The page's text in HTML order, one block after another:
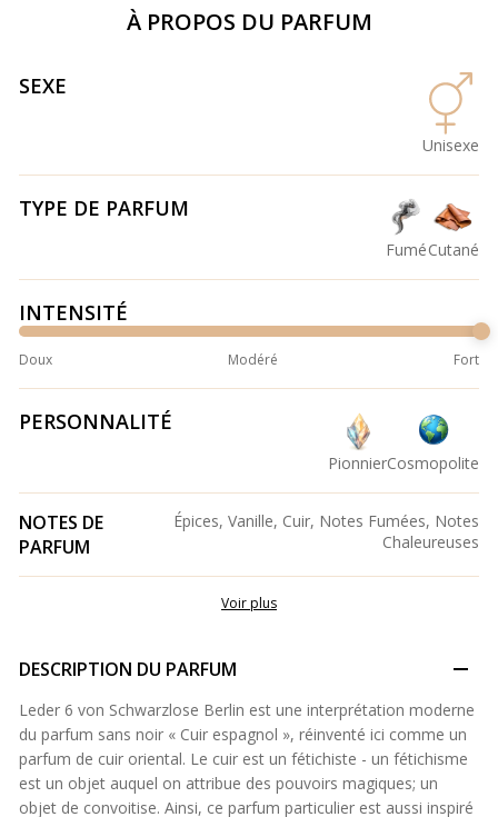
À PROPOS DU PARFUM
SEXE
Unisexe
TYPE DE PARFUM
FuméCutané
INTENSITÉ
Doux Modéré Fort
PERSONNALITÉ
PionnierCosmopolite
NOTES DE
PARFUM
Épices, Vanille, Cuir, Notes Fumées, Notes
Chaleureuses
Voir plus
DESCRIPTION DU PARFUM
Leder 6 von Schwarzlose Berlin est une interprétation moderne
du parfum sans noir « Cuir espagnol », réinventé ici comme un
parfum de cuir oriental. Le cuir est un fétichiste - un fétichisme
est un objet auquel on attribue des pouvoirs magiques; un
objet de convoitise. Ainsi, ce parfum particulier est aussi inspiré